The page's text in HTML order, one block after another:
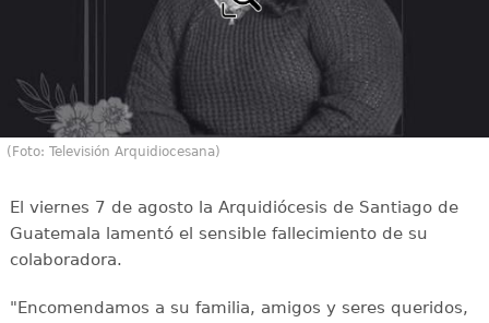
(Foto: Televisión Arquidiocesana)
El viernes 7 de agosto la Arquidiócesis de Santiago de
Guatemala lamentó el sensible fallecimiento de su
colaboradora.
"Encomendamos a su familia, amigos y seres queridos,